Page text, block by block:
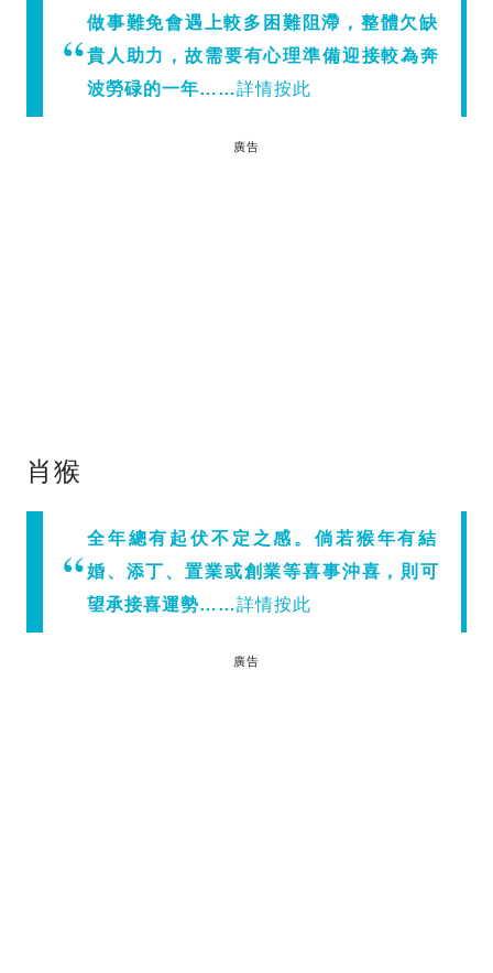
做事難免會遇上較多困難阻滯，整體欠缺
貴人助力，故需要有心理準備迎接較為奔
波勞碌的一年……詳情按此
廣告
肖猴
全年總有起伏不定之感。倘若猴年有結
婚、添丁、置業或創業等喜事沖喜，則可
望承接喜運勢……詳情按此
廣告